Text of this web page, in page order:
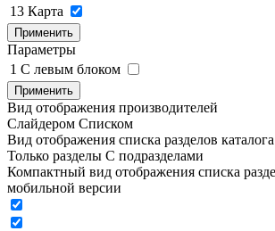
13 Карта
Применить
Параметры
1 C левым блоком
Применить
Вид отображения производителей
Слайдером Списком
Вид отображения списка разделов каталога
Только разделы С подразделами
Компактный вид отображения списка
мобильной версии